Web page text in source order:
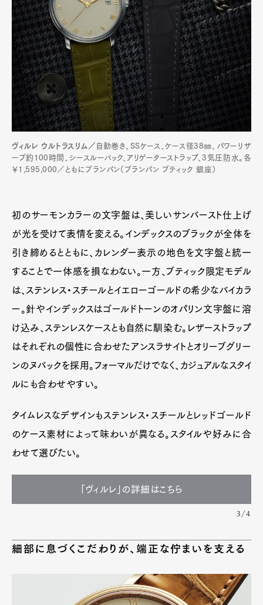
ヴィルレ ウルトラスリム／ 自動巻き、SSケース、ケース径38㎜、パワーリザ
ーブ約100時間、シースルーバック、アリゲーターストラップ、3気圧防水。各
￥1,595,000／ともにブランパン（ブランパン ブティック 銀座）
初のサーモンカラーの文字盤は、美しいサンバースト仕上げ
が光を受けて表情を変える。インデックスのブラックが全体を
引き締めるとともに、カレンダー表示の地色を文字盤と統一
することで一体感を損なわない。一方、ブティック限定モデル
は、ステンレス・スチールとイエローゴールドの希少なバイカラ
ー。針やインデックスはゴールドトーンのオパリン文字盤に溶
け込み、ステンレスケースとも自然に馴染む。レザーストラップ
はそれぞれの個性に合わせたアンスラサイトとオリーブグリー
ンのヌバックを採用。フォーマルだけでなく、カジュアルなスタイ
ルにも合わせやすい。
タイムレスなデザインもステンレス・スチールとレッドゴールド
のケース素材によって味わいが異なる。スタイルや好みに合
わせて選びたい。
「ヴィルレ」の詳細はこちら
3/4
細部に息づくこだわりが、端正な佇まいを支える